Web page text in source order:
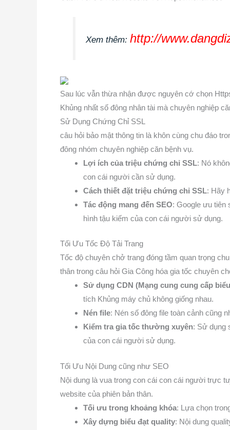
Xem thêm: http://
Sau lúc vẫn thừa nhận được nguyên cớ chọn
Khủng nhất số đông nhân tài mà chuyên nghiệp
Sử Dụng Chứng Chỉ SSL
câu hỏi bảo mật thông tin là khôn cùng chu đáo
đông nhóm chuyên nghiệp căn bệnh vụ.
Lợi ích của triệu chứng chỉ SSL: Nó
con cái người cần sử dụng.
Cách thiết đặt triệu chứng chỉ SSL: Hãy
Tác động mang đến SEO: Google ưu tiên
hình tậu kiếm của con cái người sử dụng.
Tối Ưu Tốc Độ Tải Trang
Tốc độ chuyên chở trang đóng tầm quan trọng
thân trong câu hỏi Gia Công hóa gia tốc chuyên
Sử dụng CDN (Mạng cung cung cấp
tích Khủng máy chủ không giống nhau.
Nén file: Nén số đông file toàn cảnh cũng
Kiểm tra gia tốc thường xuyên: Sử dụng
của con cái người sử dụng.
Tối Ưu Nội Dung cũng như SEO
Nội dung là vua trong con cái con cái người trực
website của phiên bản thân.
Tối ưu trong khoảng khóa: Lựa chọn
Xây dựng biểu đạt quality: Nội dung